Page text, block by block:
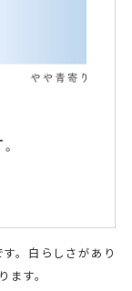
。白らしさがあり
ます。